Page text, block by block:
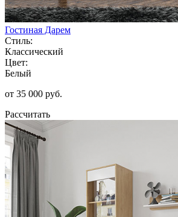
Гостиная Дарем
Стиль:
Классический
Цвет:
Белый
от 35 000 руб.
Рассчитать